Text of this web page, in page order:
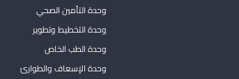
وحدة التأمين الصحي
وحدة التخطيط وتطوير
وحدة الطب الخاص
وحدة الإسعاف والطوارئ